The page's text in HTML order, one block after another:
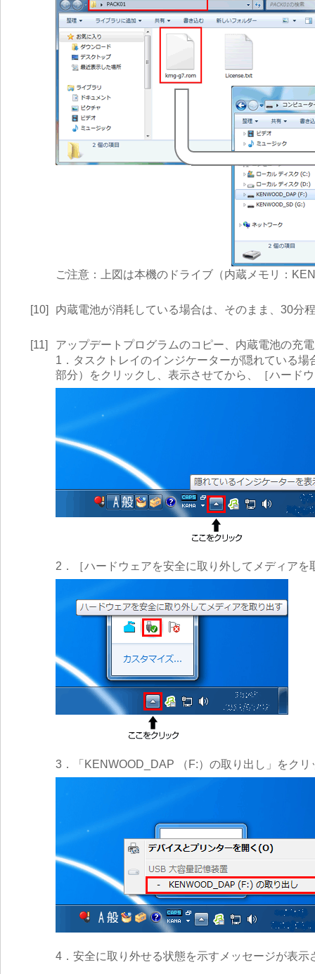
ご注意：上図は本機のドライブ（内蔵メモリ：
[10] 内蔵電池が消耗している場合は、そのまま、30分
[11]
アップデートプログラムのコピー、内蔵電池の充
1．タスクトレイのインジケーターが隠れている
部分）をクリックし、表示させてから、［ハード
2．［ハードウェアを安全に取り外してメディア
3．「KENWOOD_DAP （F:）の取り出し」をクリ
4．安全に取り外せる状態を示すメッセージが表